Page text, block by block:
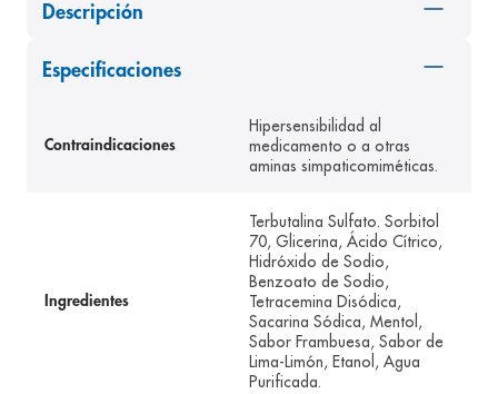
Descripción
Especificaciones
Contraindicaciones
Hipersensibilidad al
medicamento o a otras
aminas simpaticomiméticas.
Ingredientes
Terbutalina Sulfato. Sorbitol
70, Glicerina, Ácido Cítrico,
Hidróxido de Sodio,
Benzoato de Sodio,
Tetracemina Disódica,
Sacarina Sódica, Mentol,
Sabor Frambuesa, Sabor de
Lima-Limón, Etanol, Agua
Purificada.
6. shampoo